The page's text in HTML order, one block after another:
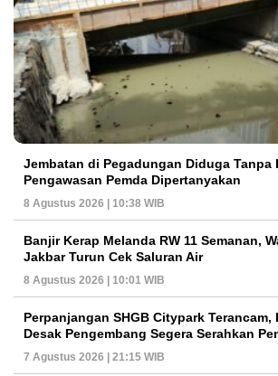
Jembatan di Pegadungan Diduga Tanpa
Pengawasan Pemda Dipertanyakan
8 Agustus 2026 | 10:38 WIB
Banjir Kerap Melanda RW 11 Semanan,
Jakbar Turun Cek Saluran Air
8 Agustus 2026 | 10:01 WIB
Perpanjangan SHGB Citypark Terancam,
Desak Pengembang Segera Serahkan
7 Agustus 2026 | 21:15 WIB